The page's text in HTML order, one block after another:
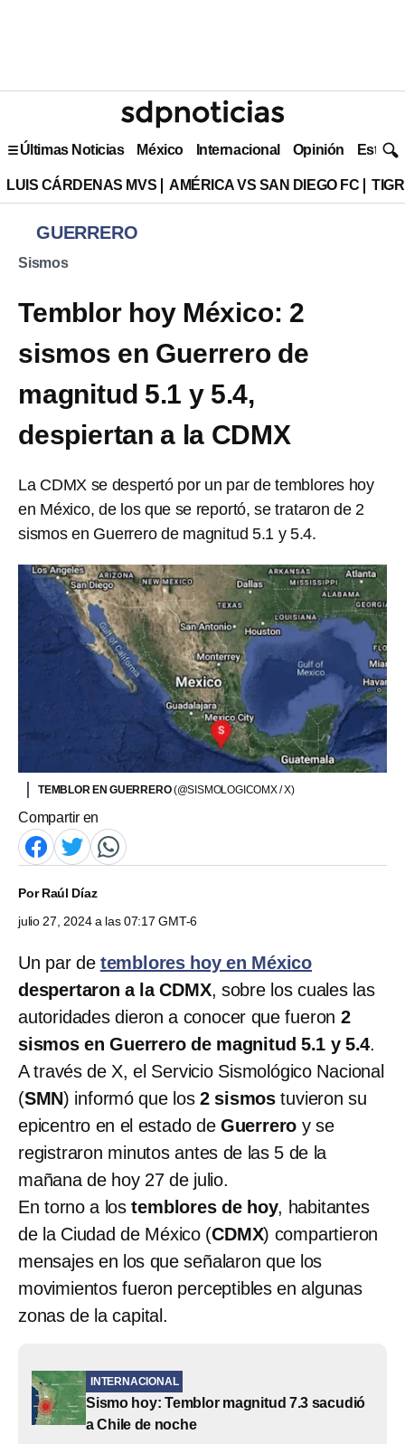
Últimas Noticias México Internacional Opinión Estilo
LUIS CÁRDENAS MVS AMÉRICA VS SAN DIEGO FC
GUERRERO
Sismos
Temblor hoy México: 2
sismos en Guerrero de
magnitud 5.1 y 5.4,
despiertan a la CDMX
La CDMX se despertó por un par de temblores hoy
en México, de los que se reportó, se trataron de 2
sismos en Guerrero de magnitud 5.1 y 5.4.
TEMBLOR EN GUERRERO(@SISMOLOGICOMX / X)
Compartir en
PorRaúl Díaz
julio 27, 2024 a las 07:17 GMT-6
Un par de temblores hoy en México
despertaron a la CDMX, sobre los cuales las
autoridades dieron a conocer que fueron 2
sismos en Guerrero de magnitud 5.1 y 5.4.
A través de X, el Servicio Sismológico Nacional
(SMN) informó que los2 sismos tuvieron su
epicentro en el estado de Guerrero y se
registraron minutos antes de las 5 de la
mañana de hoy 27 de julio.
En torno a lostemblores de hoy, habitantes
de la Ciudad de México (CDMX) compartieron
mensajes en los que señalaron que los
movimientos fueron perceptibles en algunas
zonas de la capital.
INTERNACIONAL
Sismo hoy: Temblor magnitud 7.3 sacudió
a Chile de noche